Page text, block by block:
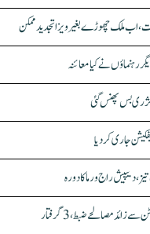
رہنماؤں نے کیا معائنہ
بس پھنس گئی
دیپیش راج ورما کا دورہ